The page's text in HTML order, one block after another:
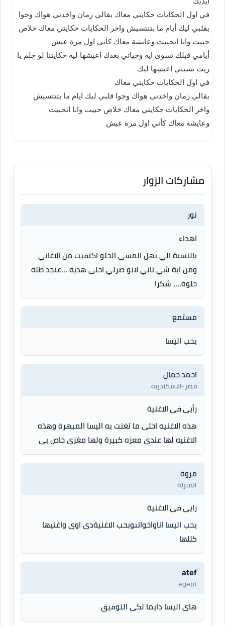
في اول الحكايات حكايتي معاك بقالي زمان واخدني هواك وجوا
بقلبي ليك أيام ما بتنتسيش واخر الحكايات حكايتي معاك خلاص
حبيت وانا اتحبيت وعايشة معاك كأني اول مرة عيش
أيامي قبلك تسوى ايه وحياتي بعدك اعيشها ليه حكايتنا لو حلم يا
ريت تسبني اعيشها ليك
في اول الحكايات حكايتي معاك
بقالي زمان واخدني هواك وجوا قلبي ليك ايام ما بتنتسيش
واخر الحكايات حكايتي معاك خلاص حبيت وانا اتحبيت
وعايشة معاك كأني اول مرة عيش
مشاركات الزوار
نور
اهداء
بالنسبة الي بهل المسى الحلو اكتفيت من الاغاني
ومن اية شي تاني لانو صرلي احلى هدية ...عنجد طلة
حلوة.... شكرا
مستمع
بحب اليسا
احمد جمال
مصر-الاسكندريه
رأيى فى الاغنية
هذه الاغنيه احلى ما تغنت به اليسا المبهرة وهذه
الاغنيه لها عندى معزه كبيرة ولها مغزى خاص بى
مروة
المنزلة
رايى فى الاغنية
بحب اليسا اناواخواتىوبحب الاغنيةدى اوى واغنيها
كللها
atef
egept
هاى اليسا دايما لكى التوفيق